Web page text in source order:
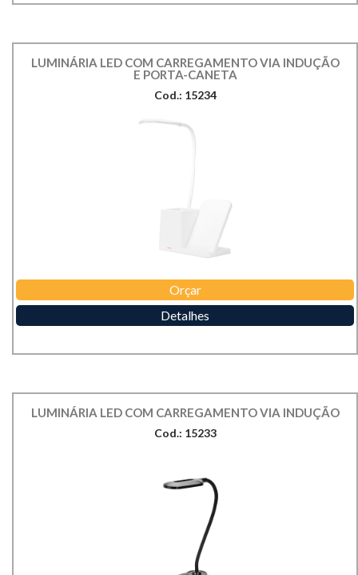
LUMINÁRIA LED COM CARREGAMENTO VIA INDUÇÃO
E PORTA-CANETA
Cod.: 15234
Orçar
Detalhes
LUMINÁRIA LED COM CARREGAMENTO VIA INDUÇÃO
Cod.: 15233